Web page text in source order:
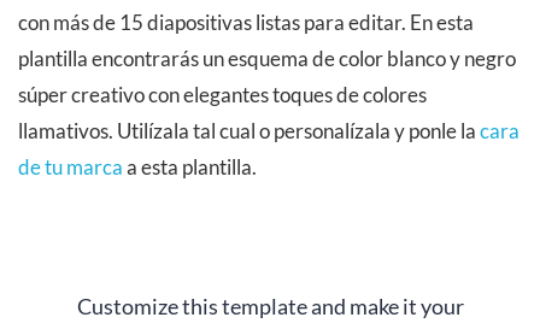
con más de 15 diapositivas listas para editar. En esta
plantilla encontrarás un esquema de color blanco y negro
súper creativo con elegantes toques de colores
llamativos. Utilízala tal cual o personalízala y ponle lacara
de tu marcaa esta plantilla.
Customize this template and make it your